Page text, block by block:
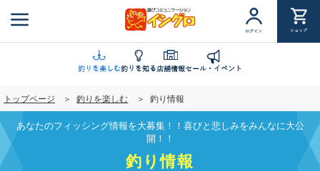
ン
に
移
動
ログイン ショップ
釣りを楽しむ釣りを知る店舗情報セール・イベント
トップページ 釣りを楽しむ 釣り情報
あなたのフィッシング情報を大募集！！喜びと悲しみをみんなに大公
開！！
釣り情報